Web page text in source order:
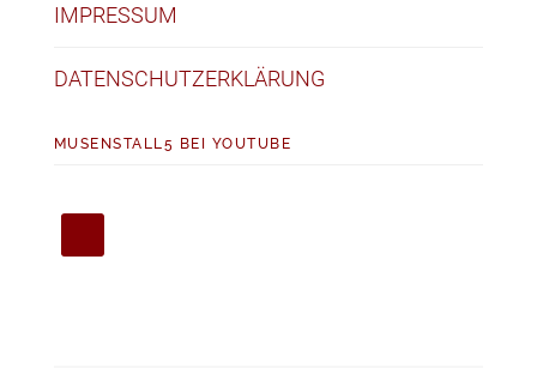
IMPRESSUM
DATENSCHUTZERKLÄRUNG
MUSENSTALL5 BEI YOUTUBE